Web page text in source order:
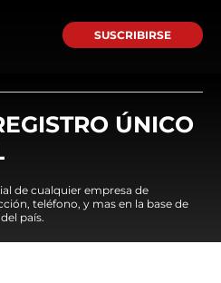
SUSCRIBIRSE
ÚNICO
de cualquier empresa de
teléfono, y mas en la base de
país.